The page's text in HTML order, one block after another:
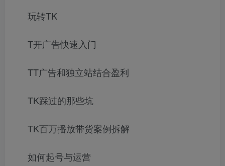
玩转TK
T开广告快速入门
TT广告和独立站结合盈利
TK踩过的那些坑
TK百万播放带货案例拆解
如何起号与运营